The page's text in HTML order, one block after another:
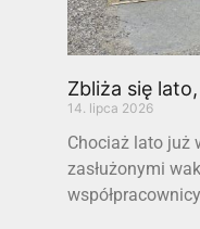
Zbliża się
14. lipca 2026
Chociaż lato już
zasłużonymi